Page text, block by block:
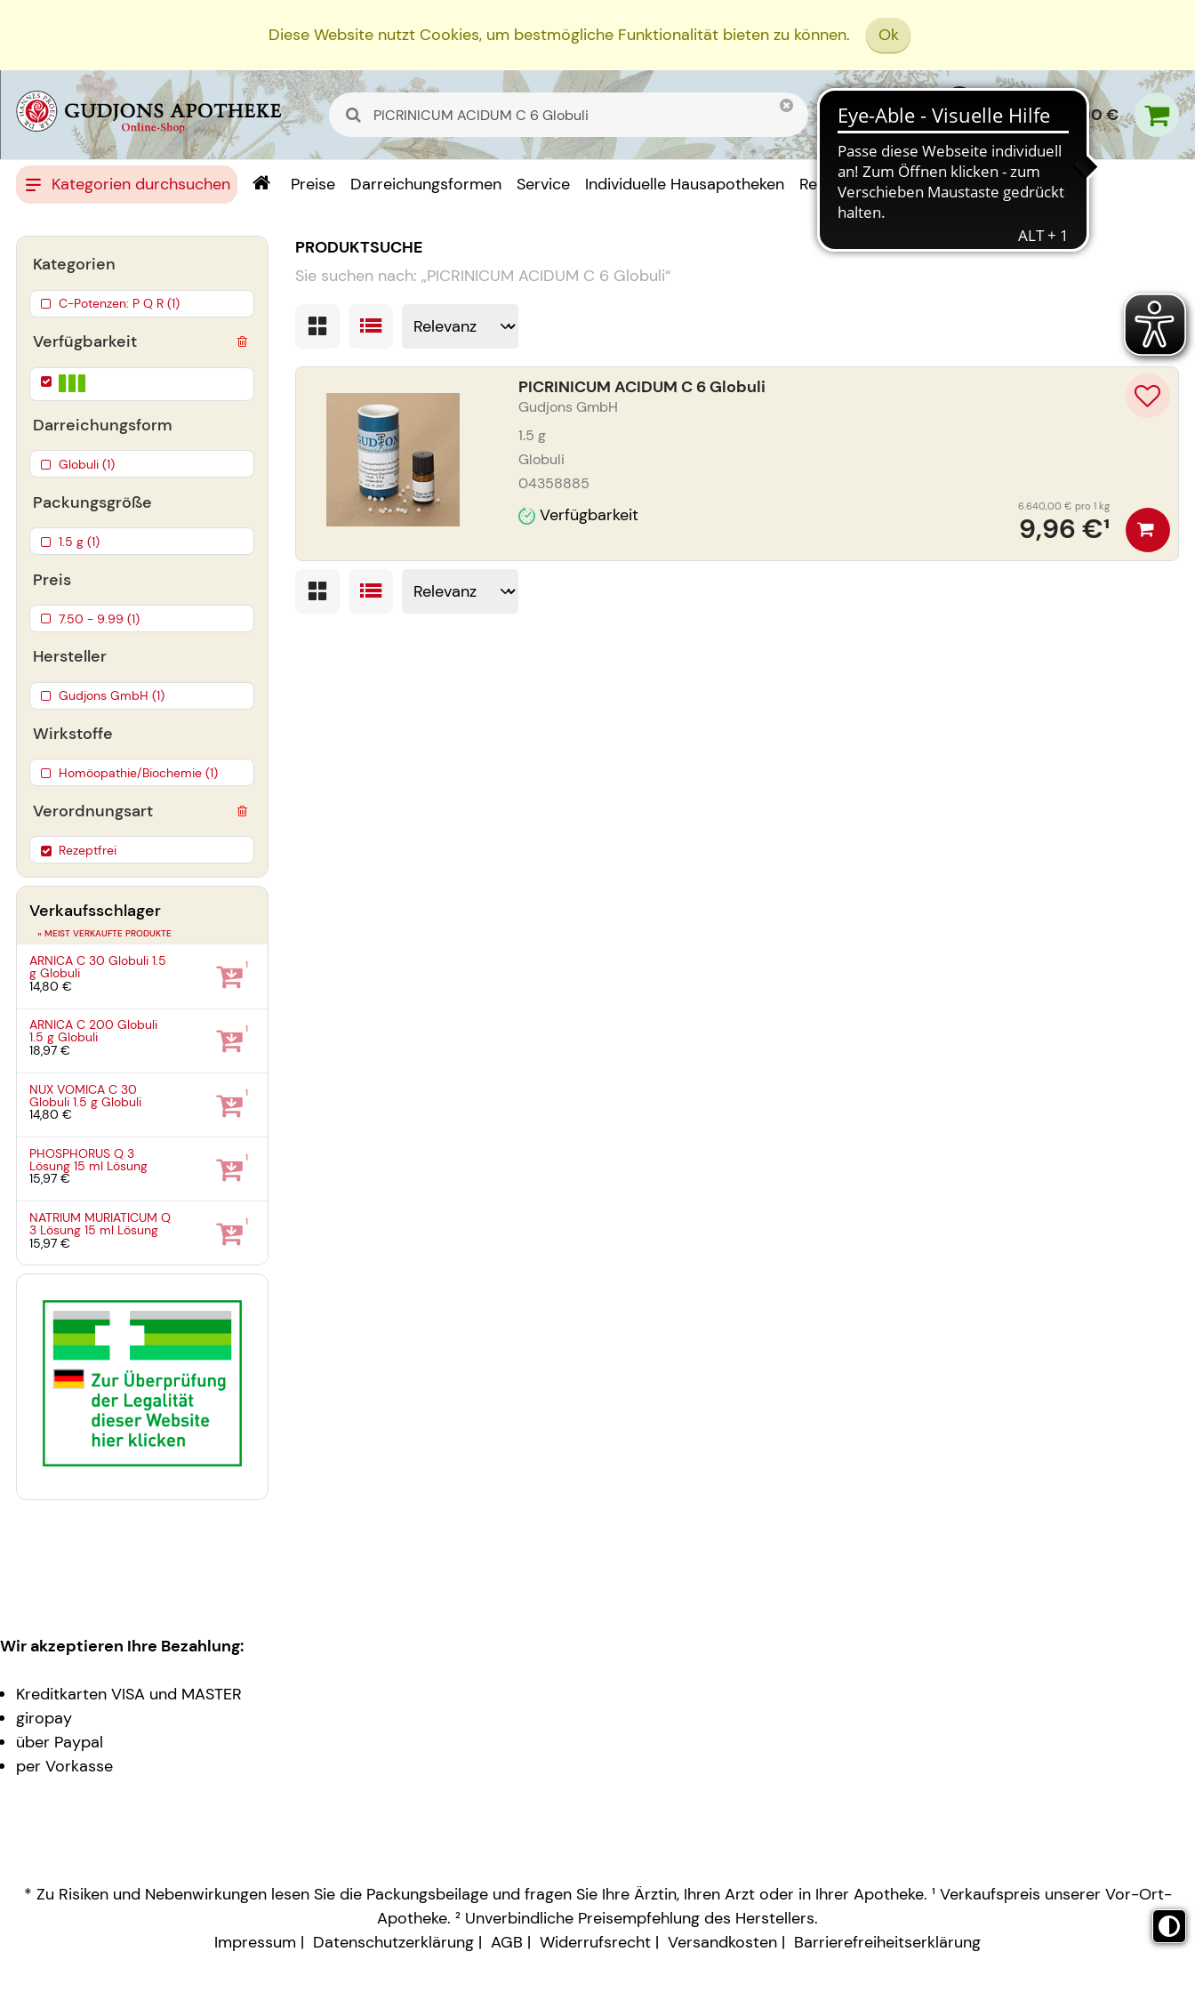
Diese Website nutzt Cookies, um bestmögliche Funktionalität bieten zu können. Ok
0,00 €
Kategorien durchsuchen Preise Darreichungsformen Service Individuelle Hausapotheken Rezept Einreichen
PRODUKTSUCHE
Sie suchen nach: „PICRINICUM ACIDUM C 6 Globuli“
PICRINICUM ACIDUM C 6 Globuli
Gudjons GmbH
1.5 g
Globuli
04358885
Verfügbarkeit 9,96 €¹
6.640,00 € pro 1 kg
Verfügbarkeit
Darreichungsform
Globuli (1)
Packungsgröße
1.5 g (1)
Preis
7.50 - 9.99 (1)
Hersteller
Gudjons GmbH (1)
Wirkstoffe
Homöopathie/Biochemie (1)
Kategorien
C-Potenzen: P Q R (1)
Verordnungsart
Rezeptfrei
Verkaufsschlager
» MEIST VERKAUFTE PRODUKTE
ARNICA C 30 Globuli1.5
gGlobuli
14,80 €
1
ARNICA C 200 Globuli
1.5 gGlobuli
18,97 €
1
NUX VOMICA C 30
Globuli1.5 gGlobuli
14,80 €
1
PHOSPHORUS Q 3
Lösung15 ml Lösung
15,97 €
1
NATRIUM MURIATICUM Q
3 Lösung15 ml Lösung
15,97 €
1
Wir akzeptieren Ihre Bezahlung:
Kreditkarten VISA und MASTER
giropay
über Paypal
per Vorkasse
* Zu Risiken und Nebenwirkungen lesen Sie die Packungsbeilage und fragen Sie Ihre Ärztin, Ihren Arzt oder in Ihrer Apotheke. ¹ Verkaufspreis unserer Vor-Ort-
Apotheke. ² Unverbindliche Preisempfehlung des Herstellers.
Impressum
Datenschutzerklärung AGB Widerrufsrecht Versandkosten Barrierefreiheitserklärung